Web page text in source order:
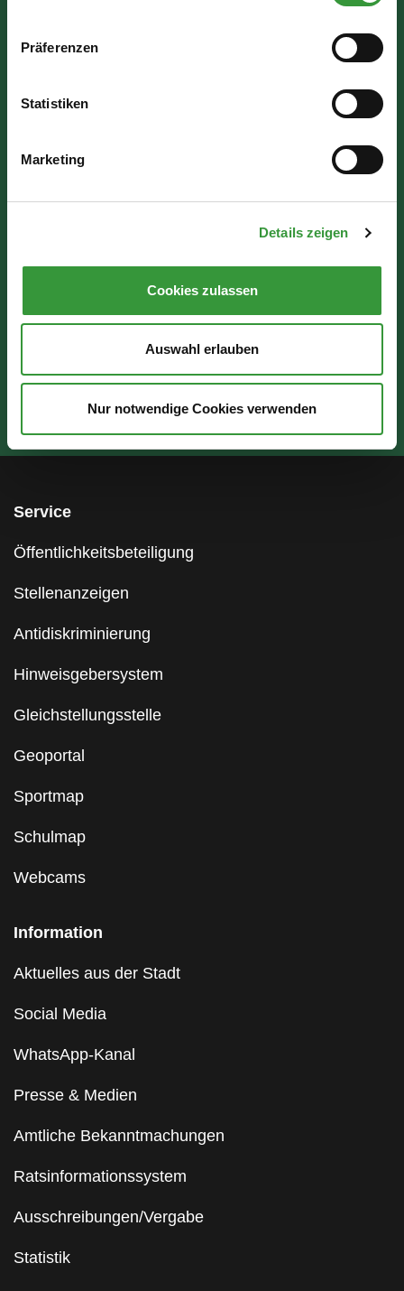
Präferenzen
Statistiken
Marketing
Details zeigen
Cookies zulassen
Auswahl erlauben
Nur notwendige Cookies verwenden
Service
Öffentlichkeitsbeteiligung
Stellenanzeigen
Antidiskriminierung
Hinweisgebersystem
Gleichstellungsstelle
Geoportal
Sportmap
Schulmap
Webcams
Information
Aktuelles aus der Stadt
Social Media
WhatsApp-Kanal
Presse & Medien
Amtliche Bekanntmachungen
Ratsinformationssystem
Ausschreibungen/Vergabe
Statistik
Rathausplatz 1